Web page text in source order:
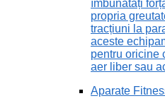
îmbunătăți
propria
tracțiuni la
aceste
pentru oricine
aer liber sau
Aparate